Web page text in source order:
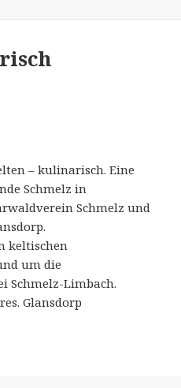
– kulinarisch. Eine
Schmelz in
Schmelz und
keltischen
um die
Schmelz-Limbach.
Glansdorp